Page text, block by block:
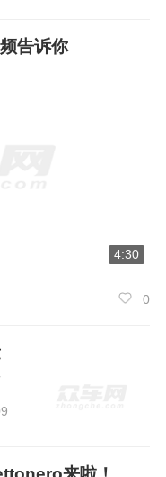
，赢得了众多消
一款40-45万手自
引人的特质和优
告诉你
4:30
0